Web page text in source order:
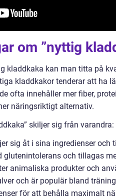
om ”nyttig
kladdkaka kan man titta på
kladdkakor tenderar att ha
ofta innehåller mer fiber,
näringsriktigt alternativ.
skiljer sig från varandra:
sig åt i sina ingredienser och
glutenintolerans och tillagas
animaliska produkter och
och är populär bland
för att behålla maximalt